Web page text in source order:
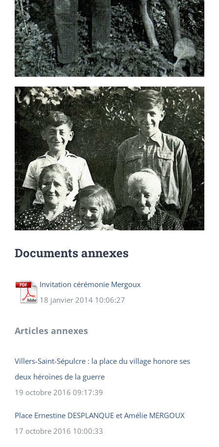
Documents annexes
Invitation cérémonie Mergoux
18 janvier 2014 10:06:27
Articles annexes
Villers-Saint-Sépulcre : la place du village honore ses
deux héroïnes de la guerre
19 octobre 2016 09:17:39
Place Ernestine DESPLANQUE et Amélie MERGOUX
17 octobre 2016 10:00:33